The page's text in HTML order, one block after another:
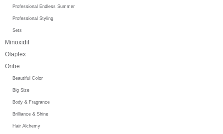
Professional Endless Summer
Professional Styling
Sets
Minoxidil
Olaplex
Oribe
Beautiful Color
Big Size
Body & Fragrance
Brilliance & Shine
Hair Alchemy